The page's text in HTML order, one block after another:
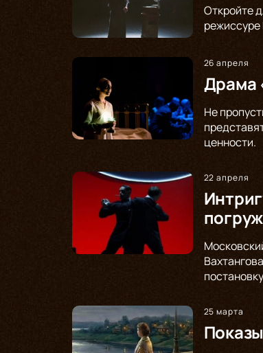
Откройте
режиссуре
26 апреля
Драма
Не
ценности.
22 апреля
25 марта